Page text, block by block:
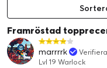
Framröstad
marrrrk
Lvl 19 Warlock